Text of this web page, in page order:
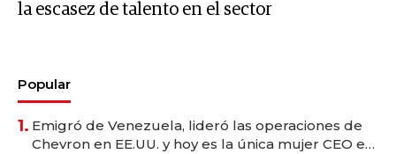
la escasez de talento en el sector
Popular
1. Emigró de Venezuela, lideró las operaciones de
Chevron en EE.UU. y hoy es la única mujer CEO en